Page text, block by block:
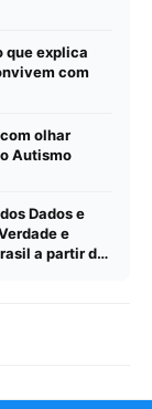
que explica
com
olhar
Autismo
Dados e
e
a partir de